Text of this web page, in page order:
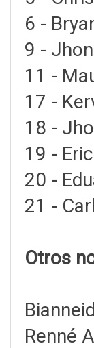
6 -
9 -
11 -
17 -
18 -
19 -
20 -
21 -
Otros
Renné